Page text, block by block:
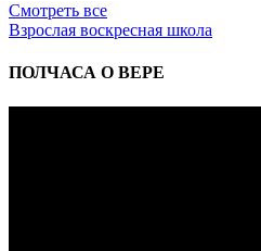
Смотреть все
Взрослая воскресная школа
ПОЛЧАСА О ВЕРЕ